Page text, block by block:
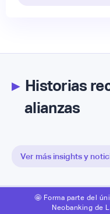
▸Historias
alianzas
Ver más insights y
🤩 Forma parte del
Neobanking de